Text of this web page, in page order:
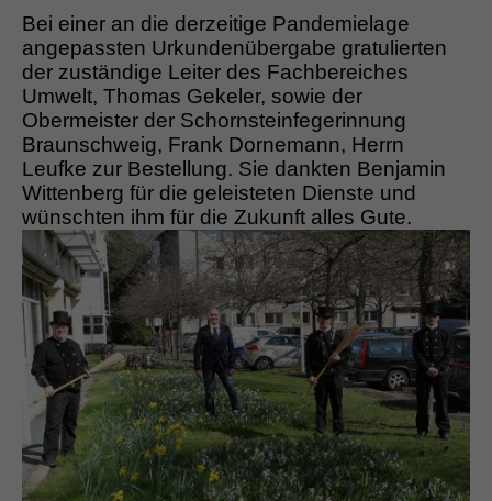
Bei einer an die derzeitige Pandemielage
angepassten Urkundenübergabe gratulierten
der zuständige Leiter des Fachbereiches
Umwelt, Thomas Gekeler, sowie der
Obermeister der Schornsteinfegerinnung
Braunschweig, Frank Dornemann, Herrn
Leufke zur Bestellung. Sie dankten Benjamin
Wittenberg für die geleisteten Dienste und
wünschten ihm für die Zukunft alles Gute.